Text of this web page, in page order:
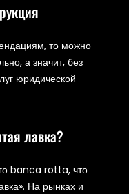
то можно
а значит, без
юридической
лавка?
banca rotta, что
На рынках и